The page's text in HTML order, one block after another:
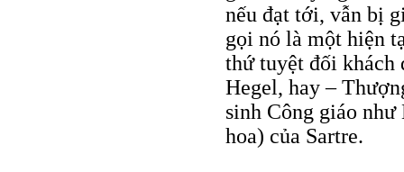
nếu đạt tới, vẫn bị
gọi nó là một hiện
thứ tuyệt đối khách
Hegel, hay –
sinh Công giáo
hoa) của Sartre.